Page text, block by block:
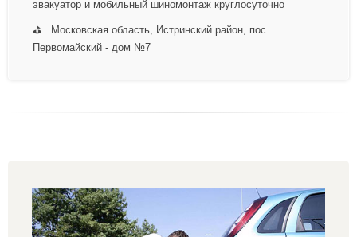
эвакуатор и мобильный шиномонтаж круглосуточно
⛳ Московская область, Истринский район, пос.
Первомайский - дом №7